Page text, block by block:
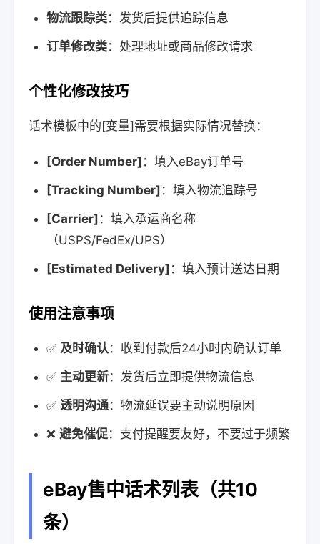
物流跟踪类：发货后提供追踪信息
订单修改类：处理地址或商品修改请求
个性化修改技巧
话术模板中的[变量]需要根据实际情况替换：
[Order Number] ：填入eBay订单号
[Tracking Number] ：填入物流追踪号
[Carrier] ：填入承运商名称
（USPS/FedEx/UPS）
[Estimated Delivery] ：填入预计送达日期
使用注意事项
✅ 及时确认：收到付款后24小时内确认订单
✅ 主动更新：发货后立即提供物流信息
✅ 透明沟通：物流延误要主动说明原因
❌ 避免催促：支付提醒要友好，不要过于频繁
eBay售中话术列表（共10
条）